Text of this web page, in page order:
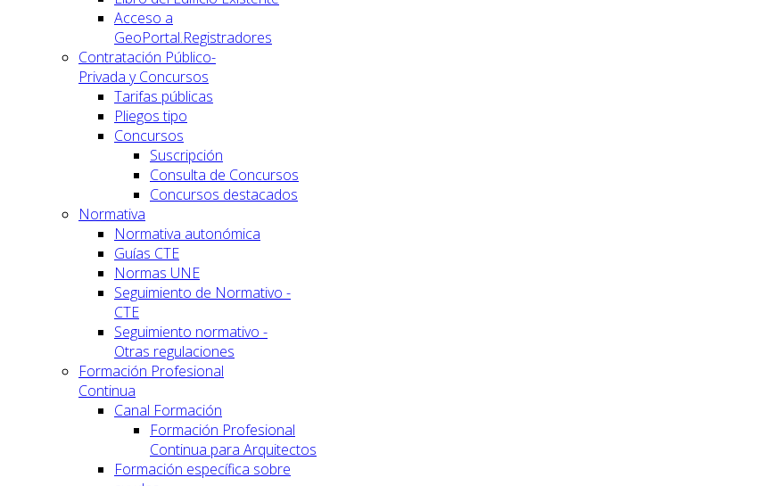
Acceso a
GeoPortal.Registradores
Contratación Público-
Privada y Concursos
Tarifas públicas
Pliegos tipo
Concursos
Suscripción
Consulta de Concursos
Concursos destacados
Normativa
Normativa autonómica
Guías CTE
Normas UNE
Seguimiento de Normativo -
CTE
Seguimiento normativo -
Otras regulaciones
Formación Profesional
Continua
Canal Formación
Formación Profesional
Continua para Arquitectos
Formación específica sobre